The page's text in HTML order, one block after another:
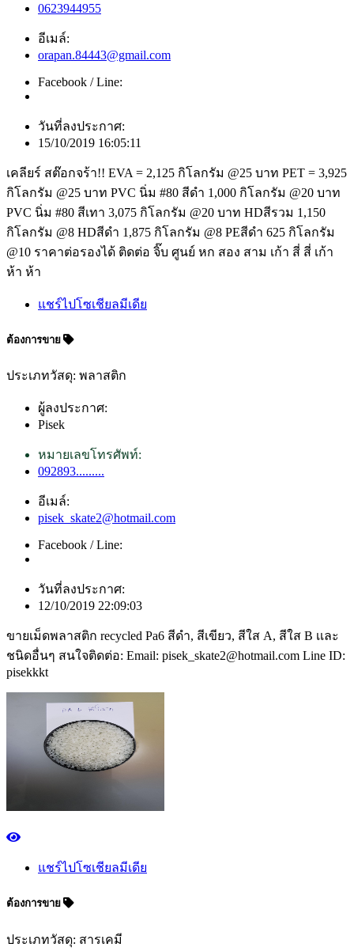
0623944955
อีเมล์:
orapan.84443@gmail.com
Facebook / Line:
วันที่ลงประกาศ:
15/10/2019 16:05:11
เคลียร์ สต๊อกจร้า!! EVA = 2,125 กิโลกรัม @25 บาท PET = 3,925
กิโลกรัม @25 บาท PVC นิ่ม #80 สีดำ 1,000 กิโลกรัม @20 บาท
PVC นิ่ม #80 สีเทา 3,075 กิโลกรัม @20 บาท HDสีรวม 1,150
กิโลกรัม @8 HDสีดำ 1,875 กิโลกรัม @8 PEสีดำ 625 กิโลกรัม
@10 ราคาต่อรองได้ ติดต่อ จิ๊บ ศูนย์ หก สอง สาม เก้า สี่ สี่ เก้า
ห้า ห้า
แชร์ไปโซเชียลมีเดีย
ต้องการขาย
ประเภทวัสดุ: พลาสติก
ผู้ลงประกาศ:
Pisek
หมายเลขโทรศัพท์:
092893.........
อีเมล์:
pisek_skate2@hotmail.com
Facebook / Line:
วันที่ลงประกาศ:
12/10/2019 22:09:03
ขายเม็ดพลาสติก recycled Pa6 สีดำ, สีเขียว, สีใส A, สีใส B เเละ
ชนิดอื่นๆ สนใจติดต่อ: Email: pisek_skate2@hotmail.com Line ID:
pisekkkt
แชร์ไปโซเชียลมีเดีย
ต้องการขาย
ประเภทวัสดุ: สารเคมี